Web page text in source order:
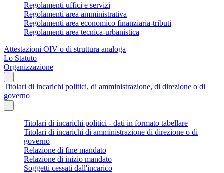
Regolamenti uffici e servizi
Regolamenti area amministrativa
Regolamenti area economico finanziaria-tributi
Regolamenti area tecnica-urbanistica
Attestazioni OIV o di struttura analoga
Lo Statuto
Organizzazione
Titolari di incarichi politici, di amministrazione, di direzione o di
governo
Titolari di incarichi politici - dati in formato tabellare
Titolari di incarichi di amministrazione di direzione o di
governo
Relazione di fine mandato
Relazione di inizio mandato
Soggetti cessati dall'incarico